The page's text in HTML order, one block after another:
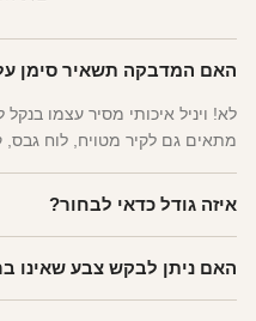
האם המדבקה תשאיר סימן
לא! ויניל איכותי מסיר עצמו
מתאים גם לקיר מטויח, לוח גבס,
איזה גודל כדאי לבחור?
שינה של מבוגרים — L. לפינה קטנה — S.
האם ניתן לבקש צבע שאינו